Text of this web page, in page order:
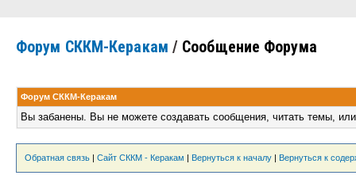
Форум СККМ-Керакам / Сообщение Форума
Форум СККМ-Керакам
Вы забанены. Вы не можете создавать сообщения, читать темы,
Обратная связь | Сайт СККМ - Керакам | Вернуться к началу | Вернуться к